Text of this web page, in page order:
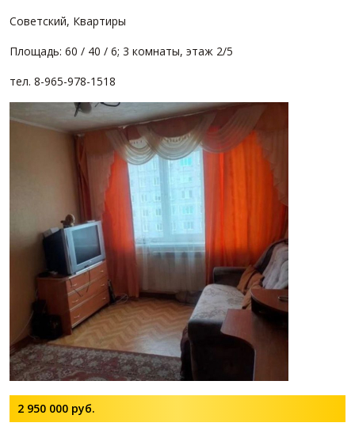
Советский, Квартиры
Площадь: 60 / 40 / 6; 3 комнаты, этаж 2/5
тел. 8-965-978-1518
2 950 000 руб.